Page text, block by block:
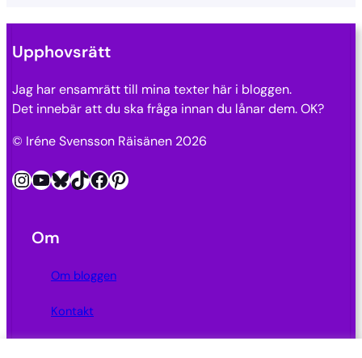
Upphovsrätt
Jag har ensamrätt till mina texter här i bloggen.
Det innebär att du ska fråga innan du lånar dem. OK?
© Iréne Svensson Räisänen 2026
InstagramYouTube Bluesky TikTok Facebook Pinterest
Om
Om bloggen
Kontakt